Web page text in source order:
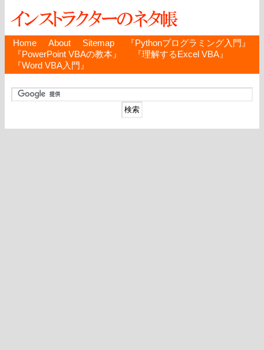
Home About Sitemap
『Pythonプログラミング入門』
『PowerPoint VBAの教本』
『理解するExcel VBA』
『Word VBA入門』